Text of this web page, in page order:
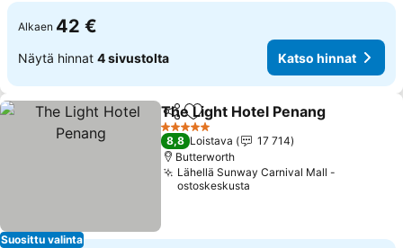
Alkaen 42 €
Näytä hinnat 4 sivustolta Katso hinnat
Suosittu valinta
Jaa Lisää suosikkeihin
The Light Hotel Penang
5 Tähtiluokitus
8,8 Loistava
17 714
Butterworth
Lähellä Sunway Carnival Mall -
ostoskeskusta